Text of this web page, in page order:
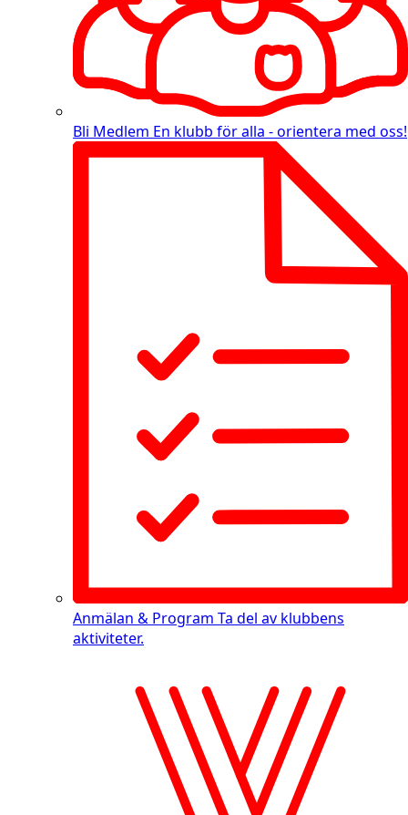
Bli Medlem En klubb för alla - orientera med oss!
Anmälan & Program Ta del av klubbens
aktiviteter.